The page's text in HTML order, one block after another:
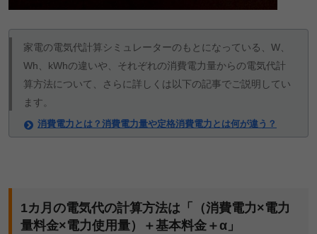
家電の電気代計算シミュレーターのもとになっている、W、
Wh、kWhの違いや、それぞれの消費電力量からの電気代計
算方法について、さらに詳しくは以下の記事でご説明してい
ます。
消費電力とは？消費電力量や定格消費電力とは何が違う？
1カ月の電気代の計算方法は「（消費電力×電力
量料金×電力使用量）＋基本料金＋α」